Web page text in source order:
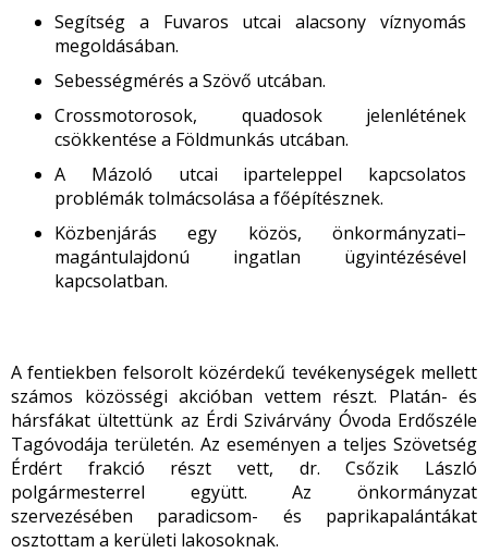
Segítség a Fuvaros utcai alacsony víznyomás
megoldásában.
Sebességmérés a Szövő utcában.
Crossmotorosok, quadosok jelenlétének
csökkentése a Földmunkás utcában.
A Mázoló utcai iparteleppel kapcsolatos
problémák tolmácsolása a főépítésznek.
Közbenjárás egy közös, önkormányzati–
magántulajdonú ingatlan ügyintézésével
kapcsolatban.
A fentiekben felsorolt közérdekű tevékenységek mellett
számos közösségi akcióban vettem részt. Platán- és
hársfákat ültettünk az Érdi Szivárvány Óvoda Erdőszéle
Tagóvodája területén. Az eseményen a teljes Szövetség
Érdért frakció részt vett, dr. Csőzik László
polgármesterrel együtt. Az önkormányzat
szervezésében paradicsom- és paprikapalántákat
osztottam a kerületi lakosoknak.